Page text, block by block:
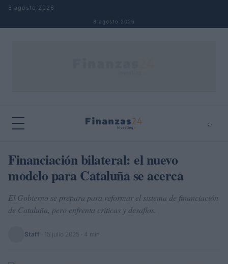
Saltar al contenido
8 agosto 2026
8 agosto 2026
⌕
Buscar
Financiación bilateral: el nuevo
modelo para Cataluña se acerca
El Gobierno se prepara para reformar el sistema de financiación
de Cataluña, pero enfrenta críticas y desafíos.
Staff 15 julio 2025 · 4 min